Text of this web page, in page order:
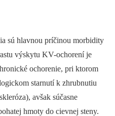
sú hlavnou príčinou morbidity
výskytu KV-ochorení je
ochorenie, pri ktorom
starnutí k zhrubnutiu
avšak súčasne
hmoty do cievnej steny.